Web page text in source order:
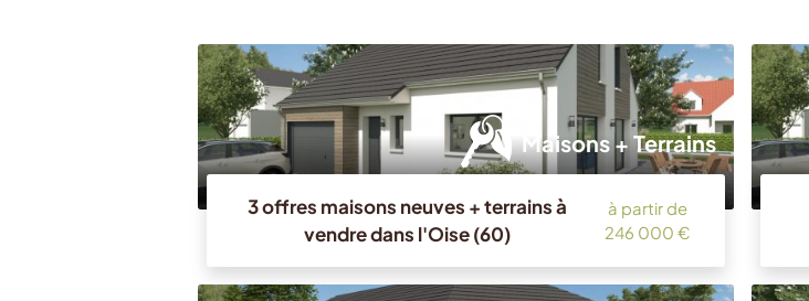
Maisons + Terrains
3 offres maisons neuves + terrains à
vendre dans l'Oise (60)
à partir de
246 000 €